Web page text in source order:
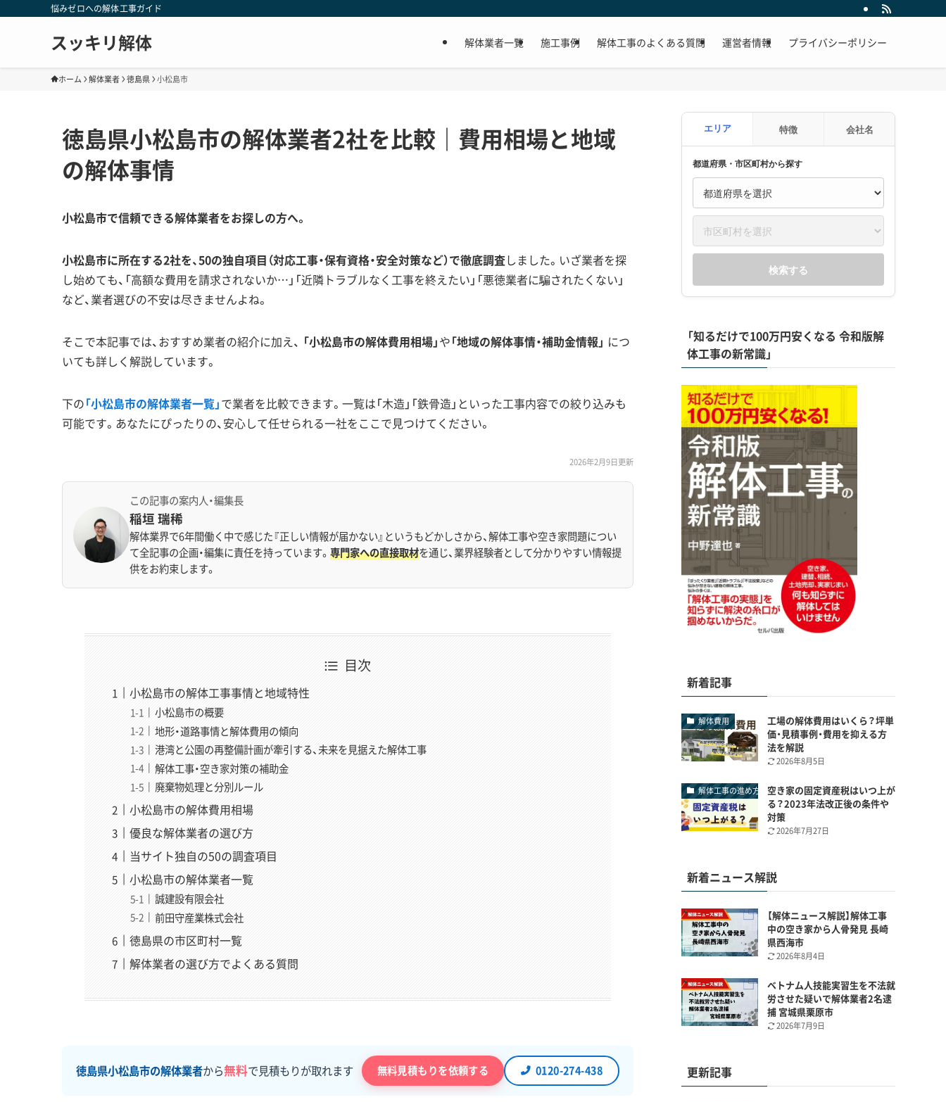
悩みゼロへの解体工事ガイド
スッキリ解体 解体業者一覧 施工事例 解体工事のよくある質問 運営者情報 プライバシーポリシー
ホーム 解体業者 徳島県 小松島市
徳島県小松島市の解体業者2社を比較｜費用相場と地域
の解体事情
小松島市で信頼できる解体業者をお探しの方へ。
小松島市に所在する2社を、50の独自項目（対応工事・保有資格・安全対策など）で徹底調査しました。いざ業者を探
し始めても、「高額な費用を請求されないか…」「近隣トラブルなく工事を終えたい」「悪徳業者に騙されたくない」
など、業者選びの不安は尽きませんよね。
そこで本記事では、おすすめ業者の紹介に加え、 「小松島市の解体費用相場」や「地域の解体事情・補助金情報」 につ
いても詳しく解説しています。
下の「小松島市の解体業者一覧」で業者を比較できます。一覧は「木造」「鉄骨造」といった工事内容での絞り込みも
可能です。あなたにぴったりの、安心して任せられる一社をここで見つけてください。
2026年2月9日更新
この記事の案内人・編集長
稲垣 瑞稀
解体業界で6年間働く中で感じた『正しい情報が届かない』というもどかしさから、解体工事や空き家問題につい
て全記事の企画・編集に責任を持っています。 専門家への直接取材を通じ、業界経験者として分かりやすい情報提
供をお約束します。
目次
小松島市の解体工事事情と地域特性
小松島市の概要
地形・道路事情と解体費用の傾向
港湾と公園の再整備計画が牽引する、未来を見据えた解体工事
解体工事・空き家対策の補助金
廃棄物処理と分別ルール
小松島市の解体費用相場
優良な解体業者の選び方
当サイト独自の50の調査項目
小松島市の解体業者一覧
誠建設有限会社
前田守産業株式会社
徳島県の市区町村一覧
解体業者の選び方でよくある質問
徳島県小松島市の解体業者から無料で見積もりが取れます 無料見積もりを依頼する 0120-274-438
エリア 特徴 会社名
都道府県・市区町村から探す
検索する
「知るだけで100万円安くなる 令和版解
体工事の新常識」
新着記事
解体費用
工場の解体費用はいくら？坪単
価・見積事例・費用を抑える方
法を解説
2026年8月5日
解体工事の進め方
空き家の固定資産税はいつ上が
る？2023年法改正後の条件や
対策
2026年7月27日
新着ニュース解説
【解体ニュース解説】解体工事
中の空き家から人骨発見 長崎
県西海市
2026年8月4日
ベトナム人技能実習生を不法就
労させた疑いで解体業者2名逮
捕 宮城県栗原市
2026年7月9日
更新記事